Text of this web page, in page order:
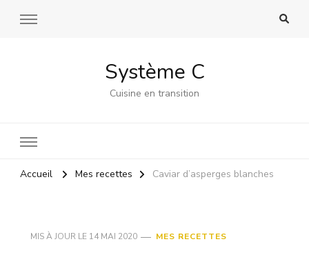
Système C
Cuisine en transition
Accueil Mes recettes Caviar d’asperges blanches
MIS À JOUR LE 14 MAI 2020 MES RECETTES